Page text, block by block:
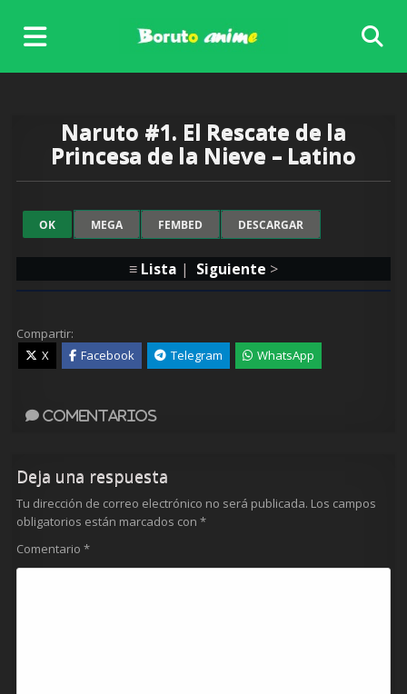
content
Naruto #1. El Rescate de la
Princesa de la Nieve – Latino
OK MEGA FEMBED DESCARGAR
≡ Lista | Siguiente >
Compartir:
X
Facebook Telegram WhatsApp
Comentarios
Deja una respuesta
Tu dirección de correo electrónico no será publicada. Los campos
obligatorios están marcados con*
Comentario*